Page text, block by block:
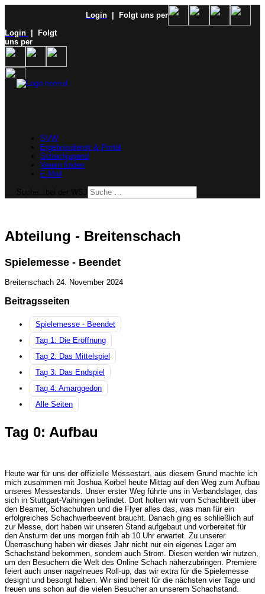
Login
| Folgt uns per
Login
| Folgt
uns per
SVW
Ergebnisdienst & Portal
Schachjugend
Verein finden
E-Mail
Abteilung - Breitenschach
Spielemesse - Beendet
Breitenschach 24. November 2024
Beitragsseiten
Spielemesse - Beendet
Tag 1: Die Eröffnung
Tag 2: Das Mittelspiel
Tag 3: Das Endspiel
Tag 4: Amarggedon
Alle Seiten
Tag 0: Aufbau
Heute war für uns der offizielle Messestart, aus diesem Grund machte ich
mich zusammen mit Joshua Korbel heute Mittag auf den Weg zum Aufbau
unseres Messestands. Unser erster Weg führte uns in Verbandslager, das
sich in Stuttgart-Vaihingen befindet. Dort holten wir vom Schachbrett über
den Beamer, Schachuhren und die Flyer alles das, was man für ein
erfolgreiches Schachwerbeevent braucht. Danach ging es schließlich auf
zur Messe, dort haben wir unseren Stand aufgebaut und vorbereitet für
den Ansturm der uns morgen früh ab 10 Uhr erwartet. Zu unserer
Überraschung haben wir dieses Jahr nicht nur ein eigenes Lager am
Schachstand bekommen, sondern auch Strom. Diesen werden wir nutzen,
um den Besuchern die Welt des Online Schach näherzubringen. Premiere
feiert auch unser nagelneues Roll-up, das wir extra für die Spielemesse
designt und besorgt haben. Wir sind bereit für die nächsten vier Tage und
freuen uns schon auf die vielen Besucher an unserem Schachstand.